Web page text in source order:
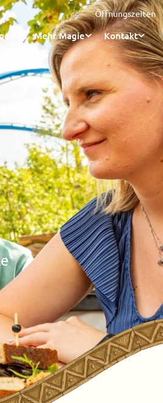
Öffnungszeiten
Mehr Magie Kontakt